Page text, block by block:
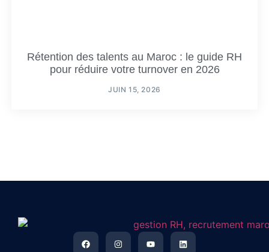
Rétention des talents au Maroc : le guide RH
pour réduire votre turnover en 2026
JUIN 15, 2026